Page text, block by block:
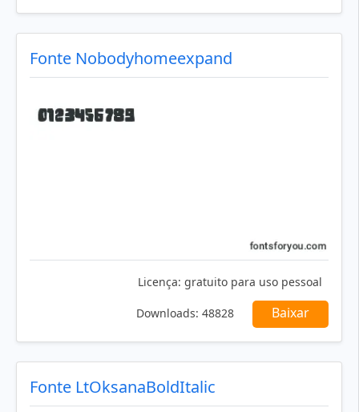
Fonte Nobodyhomeexpand
Licença: gratuito para uso pessoal
Downloads: 48828 Baixar
Fonte LtOksanaBoldItalic